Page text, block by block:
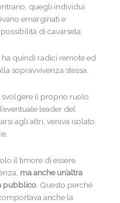
quegli individui
emarginati e
di cavarsela.
quindi radici remote ed
sopravvivenza stessa.
svolgere il proprio ruolo
leader del
agli altri, veniva isolato.
il timore di essere
ma anche un’altra
pubblico. Questo perché
anche la